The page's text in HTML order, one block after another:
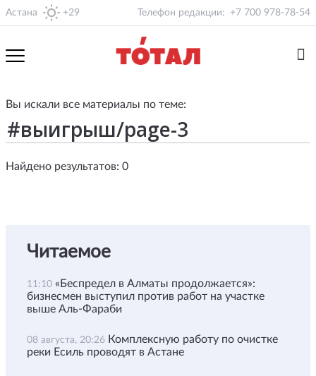
Астана +29 Телефон редакции: +7 700 978-78-54
Вы искали все материалы по теме:
Найдено результатов: 0
Читаемое
11:10 «Беспредел в Алматы продолжается»:
бизнесмен выступил против работ на участке
выше Аль-Фараби
08 августа, 20:26 Комплексную работу по очистке
реки Есиль проводят в Астане